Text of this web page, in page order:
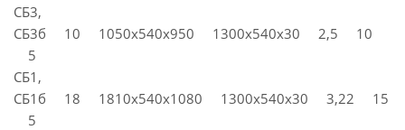
СБ3,
СБ3б 10 1050х540х950 1300х540х30 2,5 10
5
СБ1,
СБ1б 18 1810х540х1080 1300х540х30 3,22 15
5